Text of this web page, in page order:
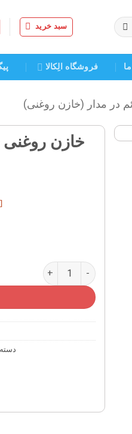
سبد خرید
فروشگاه الِکالا
در مدار (خازن روغنی)
خازن روغنی دائم در مدار ۸۰µF میکروفاراد کابلی عدد